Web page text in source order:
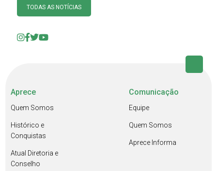
TODAS AS NOTÍCIAS
Aprece
Quem Somos
Histórico e
Conquistas
Atual Diretoria e
Conselho
Comunicação
Equipe
Quem Somos
Aprece Informa